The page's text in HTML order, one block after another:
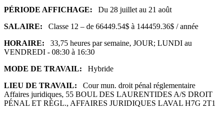
PÉRIODE AFFICHAGE: Du 28 juillet au 21 août
SALAIRE: Classe 12 – de 66449.54$ à 144459.36$ / année
HORAIRE: 33,75 heures par semaine, JOUR; LUNDI au
VENDREDI - 08:30 à 16:30
MODE DE TRAVAIL: Hybride
LIEU DE TRAVAIL: Cour mun. droit pénal réglementaire
Affaires juridiques, 55 BOUL DES LAURENTIDES A/S DROIT
PÉNAL ET RÉGL., AFFAIRES JURIDIQUES LAVAL H7G 2T1